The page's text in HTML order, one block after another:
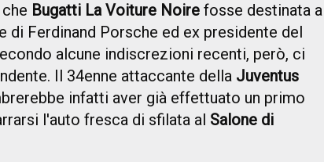
Bugatti La Voiture Noire fosse destinata a
di Ferdinand Porsche ed ex presidente del
alcune indiscrezioni recenti, però, ci
Il 34enne attaccante della Juventus
infatti aver già effettuato un primo
l'auto fresca di sfilata al Salone di